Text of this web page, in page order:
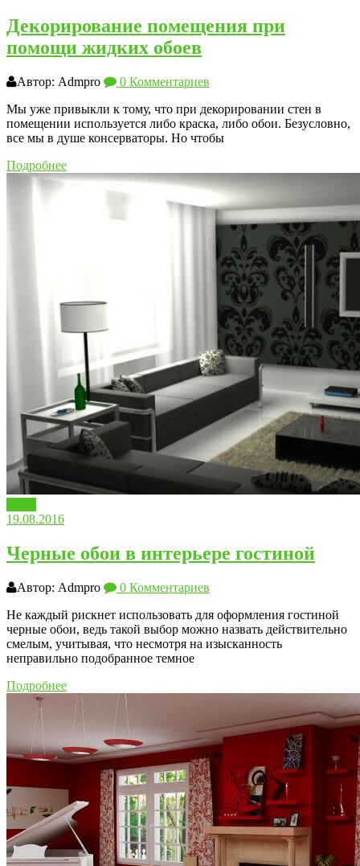
Декорирование помещения при
помощи жидких обоев
Автор: Admpro
0 Комментариев
Мы уже привыкли к тому, что при декорировании стен в
помещении используется либо краска, либо обои. Безусловно,
все мы в душе консерваторы. Но чтобы
Подробнее
19.08.2016
Черные обои в интерьере гостиной
Автор: Admpro
0 Комментариев
Не каждый рискнет использовать для оформления гостиной
черные обои, ведь такой выбор можно назвать действительно
смелым, учитывая, что несмотря на изысканность
неправильно подобранное темное
Подробнее